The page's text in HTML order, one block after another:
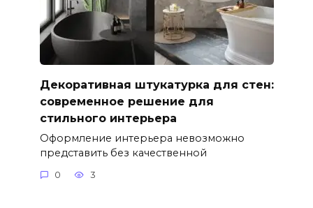
Декоративная штукатурка для стен:
современное решение для
стильного интерьера
Оформление интерьера невозможно
представить без качественной
0 3